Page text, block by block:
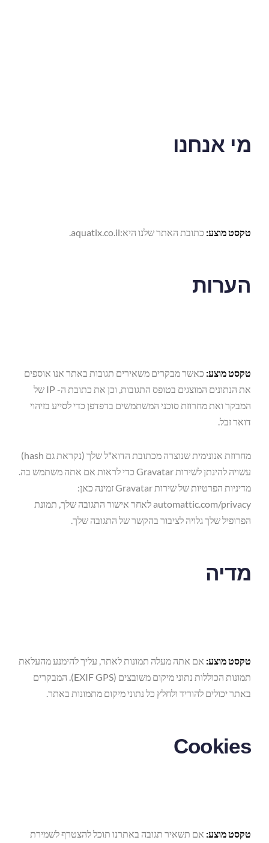
מי אנחנו
טקסט מוצע: כתובת האתר שלנו היא:aquatix.co.il.
הערות
טקסט מוצע: כאשר מבקרים משאירים תגובות באתר אנו אוספים
את הנתונים המוצגים בטופס התגובות, וכן את כתובת ה- IP של
המבקר ואת מחרוזת סוכני המשתמשים בדפדפן כדי לסייע בזיהוי
דואר זבל.
מחרוזת אנונימית שנוצרה מכתובת הדוא"ל שלך (נקראת גם hash)
עשויה להינתן לשירות Gravatar כדי לראות אם אתה משתמש בה.
מדיניות הפרטיות של שירות Gravatar זמינה כאן:
automattic.com/privacy לאחר אישור התגובה שלך, תמונת
הפרופיל שלך גלויה לציבור בהקשר של התגובה שלך.
מדיה
טקסט מוצע: אם אתה מעלה תמונות לאתר, עליך להימנע מהעלאת
תמונות הכוללות נתוני מיקום משובצים (EXIF GPS). המבקרים
באתר יכולים להוריד ולחלץ כל נתוני מיקום מתמונות באתר.
Cookies
טקסט מוצע: אם תשאיר תגובה באתרנו תוכל להצטרף לשמירת